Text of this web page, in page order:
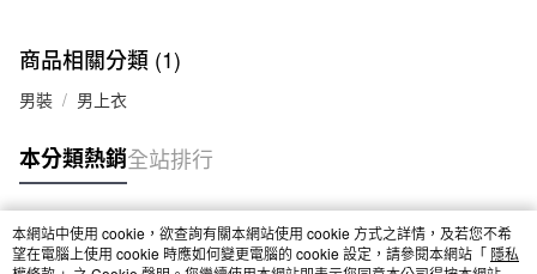
商品相關分類 (1)
男裝 男上衣
本分類熱銷全站排行
熱門標籤
本網站中使用 cookie，欲查詢有關本網站使用 cookie 方式之詳情，及若您不希
望在電腦上使用 cookie 時應如何變更電腦的 cookie 設定，請參閱本網站「 隱私